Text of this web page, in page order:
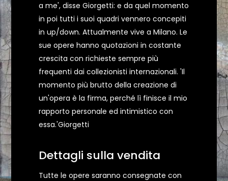
a me', disse Giorgetti: e da quel momento
in poi tutti i suoi quadri vennero concepiti
in up/down. Attualmente vive a Milano. Le
sue opere hanno quotazioni in costante
crescita con richieste sempre più
frequenti dai collezionisti internazionali. 'Il
momento più brutto della creazione di
un'opera è la firma, perché lì finisce il mio
rapporto personale ed intimistico con
essa.'Giorgetti
Dettagli sulla vendita
Tutte le opere saranno consegnate con